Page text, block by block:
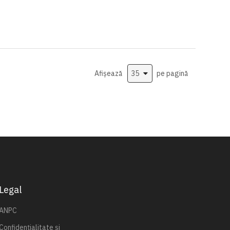
Afișează
pe pagină
Legal
Confidențialitate și